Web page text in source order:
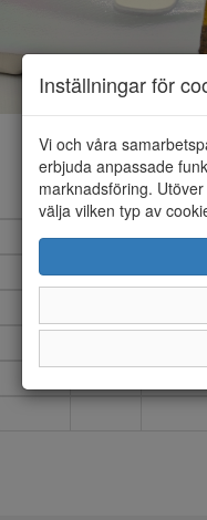
27 28 29
Inställningar för
Vi och våra
erbjuda anpassade
marknadsföring.
välja vilken typ av